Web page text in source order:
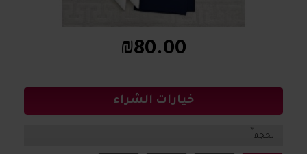
₪80.00
خيارات الشراء
الحجم